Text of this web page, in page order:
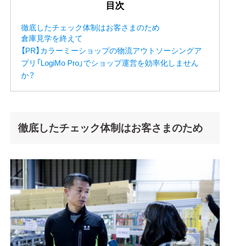
目次
徹底したチェック体制はお客さまのため
倉庫見学を終えて
【PR】カラーミーショップの物流アウトソーシングア
プリ「LogiMo Pro」でショップ運営を効率化しません
か？
徹底したチェック体制はお客さまのため